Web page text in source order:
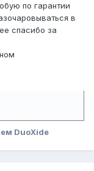
по гарантии
в
спасибо за
DuoXide